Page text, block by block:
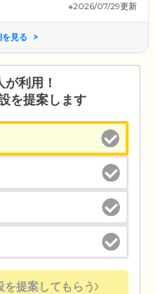
※2026/07/29更新
見る
利用！
を提案します
を提案してもらう